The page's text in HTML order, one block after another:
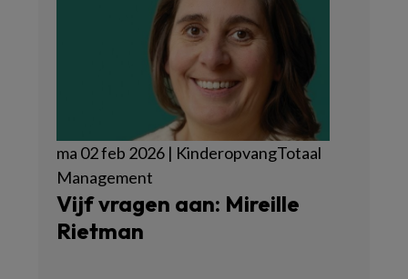
ma 02 feb 2026 | KinderopvangTotaal
Management
Vijf vragen aan: Mireille
Rietman